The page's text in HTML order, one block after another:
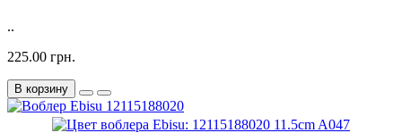
..
225.00 грн.
В корзину